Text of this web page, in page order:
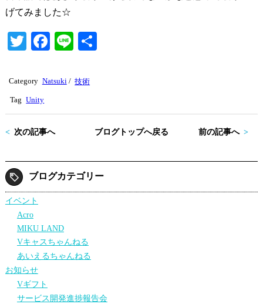
げてみました☆
T
tte
r
Fa
bo
Li
Category Natsuki / 技術
Tag Unity
次の記事へ ブログトップへ戻る 前の記事へ
ブログカテゴリー
イベント
Acro
MIKU LAND
Vキャスちゃんねる
あいえるちゃんねる
お知らせ
Vギフト
サービス開発進捗報告会